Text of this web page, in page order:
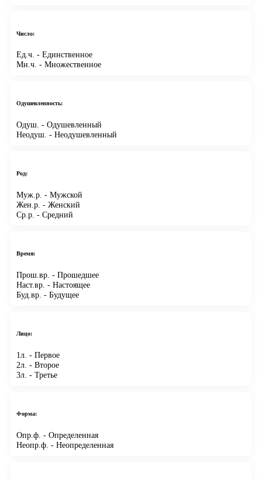
Число:
Ед.ч. - Единственное
Мн.ч. - Множественное
Одушевленность:
Одуш. - Одушевленный
Неодуш. - Неодушевленный
Род:
Муж.р. - Мужской
Жен.р. - Женский
Ср.р. - Средний
Время:
Прош.вр. - Прошедшее
Наст.вр. - Настоящее
Буд.вр. - Будущее
Лицо:
1л. - Первое
2л. - Второе
3л. - Третье
Форма:
Опр.ф. - Определенная
Неопр.ф. - Неопределенная